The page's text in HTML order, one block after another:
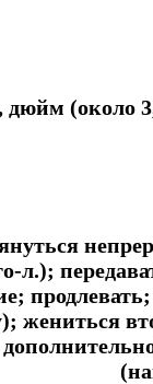
(около
л.);
жениться
(